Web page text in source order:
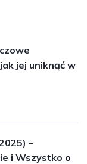
jej uniknąć w
–
i Wszystko o